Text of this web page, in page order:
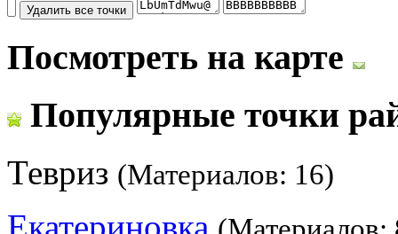
Посмотреть на карте
Популярные точки
Тевриз (Материалов: 16)